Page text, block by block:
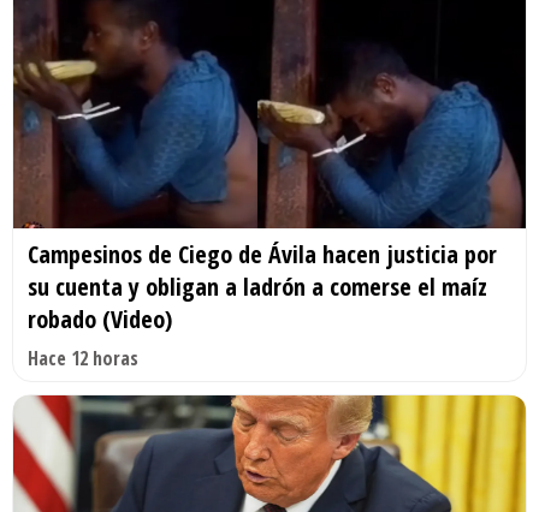
Campesinos de Ciego de Ávila hacen justicia por
su cuenta y obligan a ladrón a comerse el maíz
robado (Video)
Hace 12 horas